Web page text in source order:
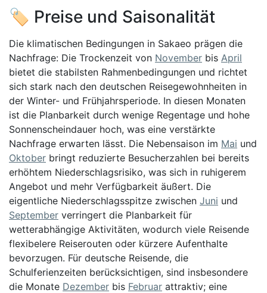
🏷️ Preise und Saisonalität
Die klimatischen Bedingungen in Sakaeo prägen die
Nachfrage: Die Trockenzeit von November bis April
bietet die stabilsten Rahmenbedingungen und richtet
sich stark nach den deutschen Reisegewohnheiten in
der Winter- und Frühjahrsperiode. In diesen Monaten
ist die Planbarkeit durch wenige Regentage und hohe
Sonnenscheindauer hoch, was eine verstärkte
Nachfrage erwarten lässt. Die Nebensaison im Mai und
Oktober bringt reduzierte Besucherzahlen bei bereits
erhöhtem Niederschlagsrisiko, was sich in ruhigerem
Angebot und mehr Verfügbarkeit äußert. Die
eigentliche Niederschlagsspitze zwischen Juni und
September verringert die Planbarkeit für
wetterabhängige Aktivitäten, wodurch viele Reisende
flexibelere Reiserouten oder kürzere Aufenthalte
bevorzugen. Für deutsche Reisende, die
Schulferienzeiten berücksichtigen, sind insbesondere
die Monate Dezember bis Februar attraktiv; eine